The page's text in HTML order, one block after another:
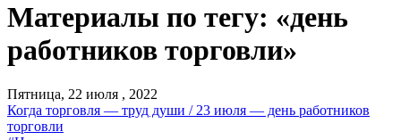
Материалы по тегу: «день
работников торговли»
Пятница, 22 июля , 2022
Когда торговля — труд души / 23 июля — день работников
торговли